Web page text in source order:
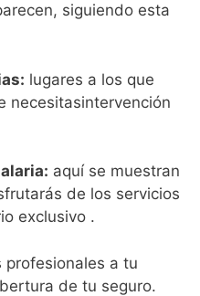
siguiendo esta
lugares a los que
necesitasintervención
aquí se muestran
de los servicios
exclusivo .
profesionales a tu
de tu seguro.